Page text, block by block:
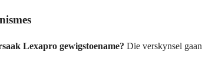
Lexapro gewigstoename? Die verskynsel